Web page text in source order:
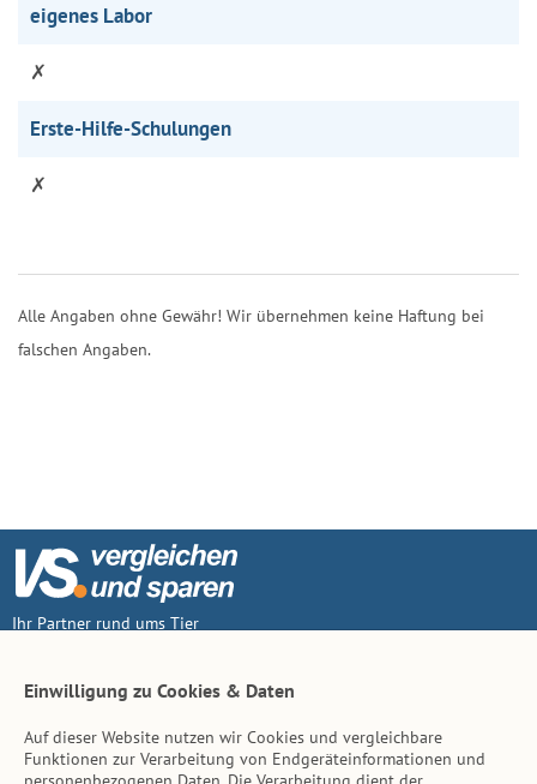
eigenes Labor
✗
Erste-Hilfe-Schulungen
✗
Alle Angaben ohne Gewähr! Wir übernehmen keine Haftung bei
falschen Angaben.
Ihr Partner rund ums Tier
Inhalt
Einwilligung zu Cookies & Daten
Auf dieser Website nutzen wir Cookies und vergleichbare
Funktionen zur Verarbeitung von Endgeräteinformationen und